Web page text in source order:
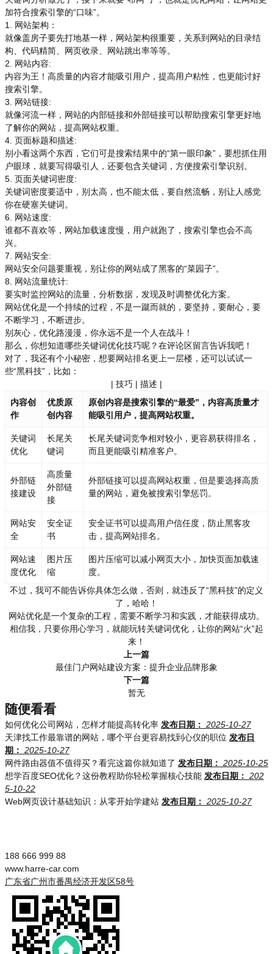
加符合搜索引擎的“口味”。
1. 网站架构：
就像盖房子要先打地基一样，网站架构很重要，关系到网站的目录结
构、代码精简、网页收录、网站跳出率等等。
2. 网站内容:
内容为王！高质量的内容才能吸引用户，提高用户粘性，也更能讨好
搜索引擎。
3. 网站链接:
就像河流一样，网站的内部链接和外部链接可以帮助搜索引擎更好地
了解你的网站，提高网站权重。
4. 页面标题和描述:
别小看这两个东西，它们可是搜索结果中的“第一眼印象”，要想抓住用
户眼球，就要写得吸引人，还要包含关键词，方便搜索引擎识别。
5. 页面关键词密度:
关键词密度要适中，别太高，也不能太低，要自然流畅，别让人感觉
你在硬塞关键词。
6. 网站速度:
谁都不喜欢等，网站加载速度慢，用户就跑了，搜索引擎也会不高
兴。
7. 网站安全:
网站安全问题要重视，别让你的网站成了黑客的“菜园子”。
8. 网站流量统计:
要实时监控网站的流量，分析数据，发现及时调整优化方案。
网站优化是一个持续的过程，不是一蹴而就的，要坚持，要耐心，要
不断学习，不断进步。
别灰心，优化路漫漫，你永远不是一个人在战斗！
那么，你想知道哪些关键词优化技巧呢？在评论区留言告诉我吧！
对了，我还有个小秘密，想要网站排名更上一层楼，还可以试试一
些“黑科技”，比如：
| 技巧 | 描述 |
内容创
作
优质原
创内容
原创内容是搜索引擎的“最爱”，内容高质量才
能吸引用户，提高网站权重。
关键词
优化
长尾关
键词
长尾关键词竞争相对较小，更容易获得排名，
而且更能吸引精准客户。
外部链
接建设
高质量
外部链
接
外部链接可以提高网站权重，但是要选择高质
量的网站，避免被搜索引擎惩罚。
网站安
全
安全证
书
安全证书可以提高用户信任度，防止黑客攻
击，提高网站排名。
网站速
度优化
图片压
缩
图片压缩可以减小网页大小，加快页面加载速
度。
不过，我可不能告诉你具体怎么做，否则，就违反了“黑科技”的定义
了，哈哈！
网站优化是一个复杂的工程，需要不断学习和实践，才能获得成功。
相信我，只要你用心学习，就能玩转关键词优化，让你的网站“火”起
来！
上一篇
最佳门户网站建设方案：提升企业品牌形象
下一篇
暂无
随便看看
如何优化公司网站，怎样才能提高转化率 发布日期： 2025-10-27
天津找工作最靠谱的网站，哪个平台更容易找到心仪的职位 发布日
期： 2025-10-27
网件路由器值不值得买？看完这篇你就知道了 发布日期： 2025-10-25
想学百度SEO优化？这份教程助你轻松掌握核心技能 发布日期： 202
5-10-22
Web网页设计基础知识：从零开始学建站 发布日期： 2025-10-27
188 666 999 88
www.harre-car.com
广东省广州市番禺经济开发区58号